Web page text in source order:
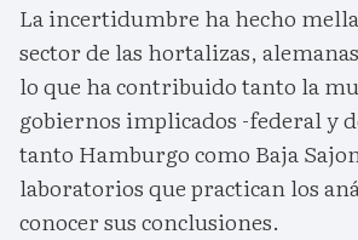
La incertidumbre ha hecho
sector de las hortalizas,
lo que ha contribuido tanto la
gobiernos implicados -federal y
tanto Hamburgo como Baja
laboratorios que practican los
conocer sus conclusiones.